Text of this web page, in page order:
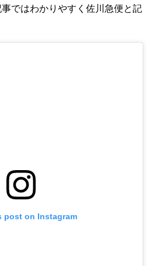
ではわかりやすく佐川急便と記
post on Instagram